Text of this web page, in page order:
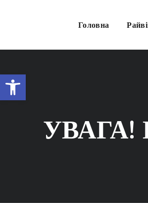
Головна
УВАГА!
Відкрити Панель інструментів